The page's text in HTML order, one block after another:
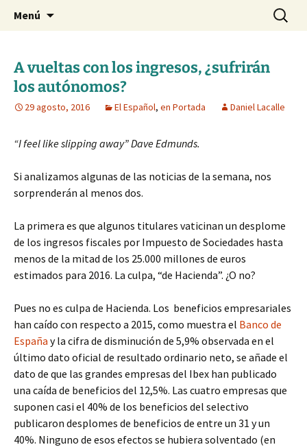
dlacalle.com
Blog de Daniel Lacalle
Menú Buscar:
A vueltas con los ingresos, ¿sufrirán
los autónomos?
29 agosto, 2016 El Español, en Portada Daniel Lacalle
“I feel like slipping away” Dave Edmunds.
Si analizamos algunas de las noticias de la semana, nos
sorprenderán al menos dos.
La primera es que algunos titulares vaticinan un desplome
de los ingresos fiscales por Impuesto de Sociedades hasta
menos de la mitad de los 25.000 millones de euros
estimados para 2016. La culpa, “de Hacienda”. ¿O no?
Pues no es culpa de Hacienda. Los beneficios empresariales
han caído con respecto a 2015, como muestra el Banco de
España y la cifra de disminución de 5,9% observada en el
último dato oficial de resultado ordinario neto, se añade el
dato de que las grandes empresas del Ibex han publicado
una caída de beneficios del 12,5%. Las cuatro empresas que
suponen casi el 40% de los beneficios del selectivo
publicaron desplomes de beneficios de entre un 31 y un
40%. Ninguno de esos efectos se hubiera solventado (en